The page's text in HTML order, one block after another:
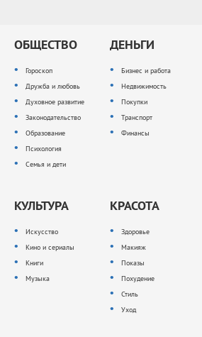
ОБЩЕСТВО
Гороскоп
Дружба и любовь
Духовное развитие
Законодательство
Образование
Психология
Семья и дети
ДЕНЬГИ
Бизнес и работа
Недвижимость
Покупки
Транспорт
Финансы
КУЛЬТУРА
Искусство
Кино и сериалы
Книги
Музыка
КРАСОТА
Здоровье
Макияж
Показы
Похудение
Стиль
Уход